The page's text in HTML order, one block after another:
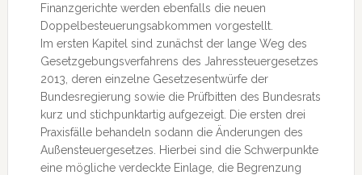
Finanzgerichte werden ebenfalls die neuen
Doppelbesteuerungsabkommen vorgestellt.
Im ersten Kapitel sind zunächst der lange Weg des
Gesetzgebungsverfahrens des Jahressteuergesetzes
2013, deren einzelne Gesetzesentwürfe der
Bundesregierung sowie die Prüfbitten des Bundesrats
kurz und stichpunktartig aufgezeigt. Die ersten drei
Praxisfälle behandeln sodann die Änderungen des
Außensteuergesetzes. Hierbei sind die Schwerpunkte
eine mögliche verdeckte Einlage, die Begrenzung